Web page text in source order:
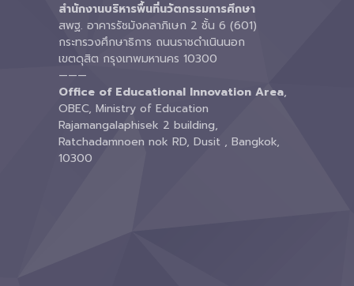
สำนักงานบริหารพื้นที่นวัตกรรมการศึกษา
สพฐ. อาคารรัชมังคลาภิเษก 2 ชั้น 6 (601)
กระทรวงศึกษาธิการ ถนนราชดำเนินนอก
เขตดุสิต กรุงเทพมหานคร 10300
———
Office of Educational Innovation Area,
OBEC, Ministry of Education
Rajamangalaphisek 2 building,
Ratchadamnoen nok RD, Dusit , Bangkok,
10300